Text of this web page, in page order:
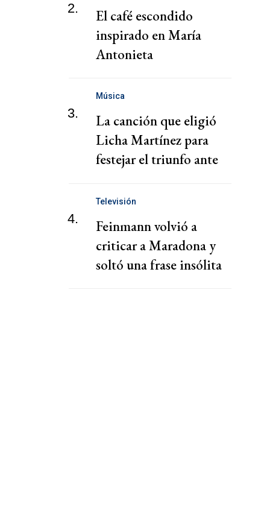
2.
El café escondido
inspirado en María
Antonieta
3.
Música
La canción que eligió
Licha Martínez para
festejar el triunfo ante
4.
Televisión
Feinmann volvió a
criticar a Maradona y
soltó una frase insólita